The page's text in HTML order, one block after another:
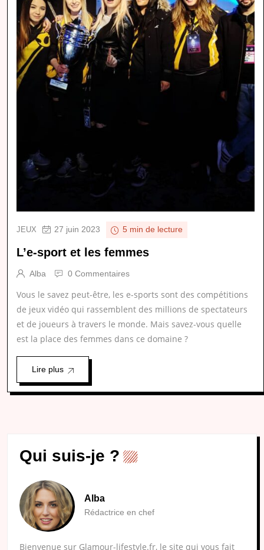
JEUX 27 juin 2023 5 min de lecture
L’e-sport et les femmes
Alba 0 Commentaires
Vous le savez peut-être, les e-sports sont des compétitions
de jeux vidéo qui rassemblent des millions de spectateurs
et de joueurs à travers le monde. Mais savez-vous quelle
est la place des femmes dans ce domaine ?
Lire plus
Qui suis-je ?
Alba
Rédactrice en chef
Bienvenue sur Glamour-lifestyle.fr, le site qui vous fait